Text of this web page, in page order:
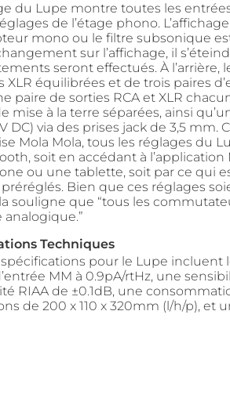
du Lupe montre toutes les
de l’étage phono.
mono ou le filtre subsonique
sur l’affichage, il
seront effectués. À l’arrière,
XLR équilibrées et de trois paires
paire de sorties RCA et XLR
mise à la terre séparées, ainsi
DC) via des prises jack de 3,5
Mola Mola, tous les réglages du
soit en accédant à
ou une tablette, soit par ce qui
Bien que ces réglages
souligne que “tous les
Techniques
spécifications pour le Lupe incluent
MM à 0.9pA/rtHz, une
RIAA de ±0.1dB, une
de 200 x 110 x 320mm (l/h/p), et